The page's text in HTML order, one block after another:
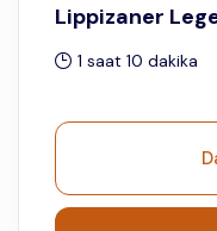
Lippizaner
1 saat 10 dakika